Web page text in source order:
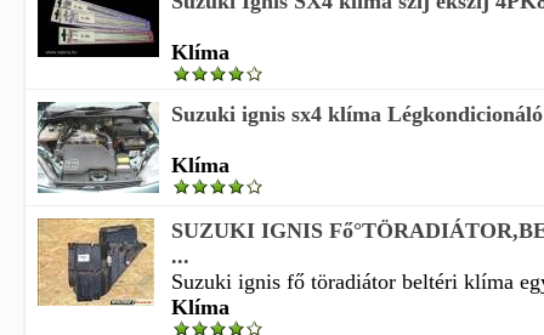
Klíma
Suzuki ignis sx4 klíma
Klíma
SUZUKI IGNIS
...
Suzuki ignis fő töradiátor beltéri klíma
Klíma